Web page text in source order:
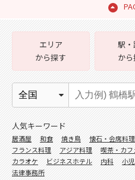
エリア
から探す
駅・
か
人気キーワード
居酒屋 和食 焼き鳥 懐石・会席料理
フランス料理
アジア料理 喫茶・カフ
カラオケ
ビジネスホテル 内科 小
法律事務所